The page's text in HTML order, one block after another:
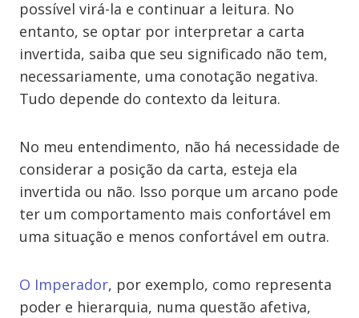
possível virá-la e continuar a leitura. No
entanto, se optar por interpretar a carta
invertida, saiba que seu significado não tem,
necessariamente, uma conotação negativa.
Tudo depende do contexto da leitura.
No meu entendimento, não há necessidade de
considerar a posição da carta, esteja ela
invertida ou não. Isso porque um arcano pode
ter um comportamento mais confortável em
uma situação e menos confortável em outra.
O Imperador, por exemplo, como representa
poder e hierarquia, numa questão afetiva,